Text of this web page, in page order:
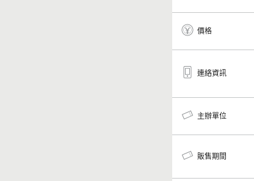
價格
連絡資訊
主辦單位
販售期間